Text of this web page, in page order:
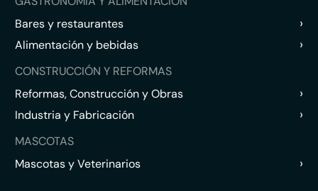
Bares y restaurantes
›
Alimentación y bebidas ›
CONSTRUCCIÓN Y REFORMAS
Reformas, Construcción y Obras
›
Industria y Fabricación ›
MASCOTAS
Mascotas y Veterinarios
›